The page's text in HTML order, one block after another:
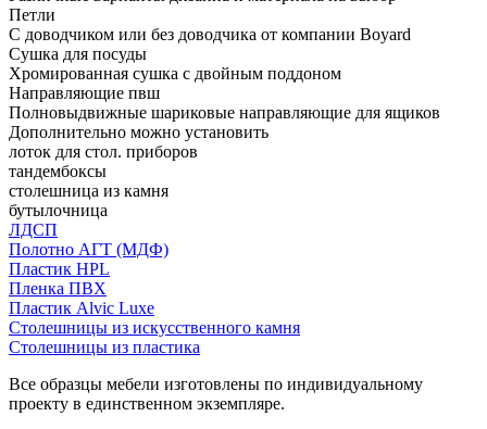
Петли
С доводчиком или без доводчика от компании Boyard
Сушка для посуды
Хромированная сушка с двойным поддоном
Направляющие пвш
Полновыдвижные шариковые направляющие для ящиков
Дополнительно можно установить
лоток для стол. приборов
тандембоксы
столешница из камня
бутылочница
ЛДСП
Полотно АГТ (МДФ)
Пластик HPL
Пленка ПВХ
Пластик Alvic Luxe
Столешницы из искусственного камня
Столешницы из пластика
Все образцы мебели изготовлены по индивидуальному
проекту в единственном экземпляре.